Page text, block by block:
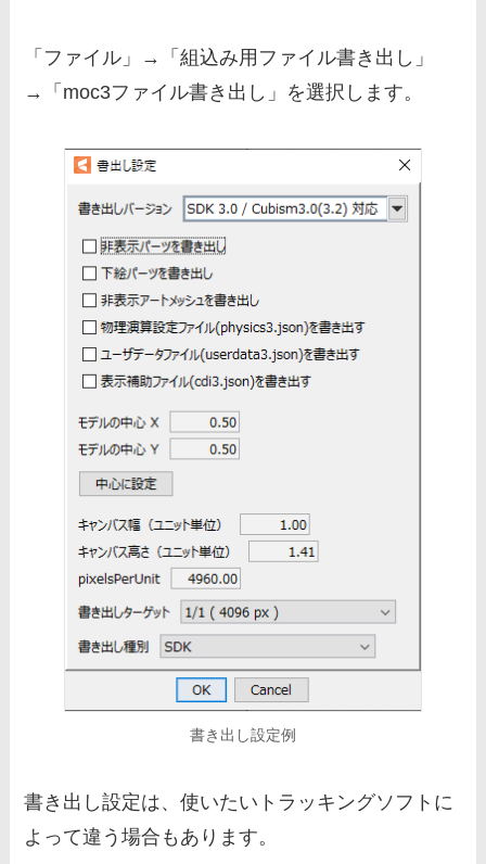
「ファイル」→「組込み用ファイル書き出し」
→「moc3ファイル書き出し」を選択します。
書き出し設定例
書き出し設定は、使いたいトラッキングソフトに
よって違う場合もあります。